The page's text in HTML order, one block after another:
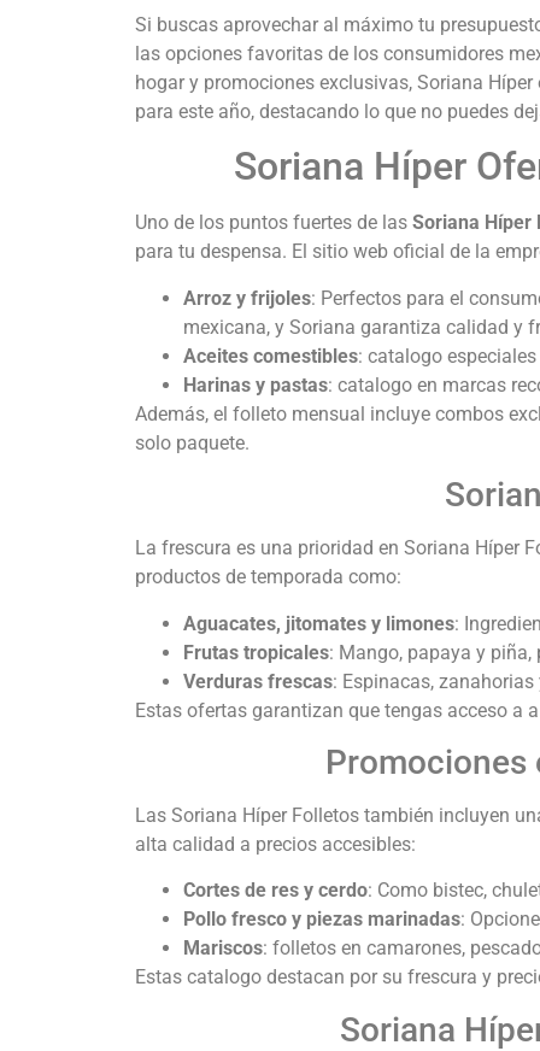
Si buscas aprovechar al máximo tu
las opciones favoritas de los consumidores
hogar y promociones exclusivas, Soriana
para este año, destacando lo que no puedes
Soriana Híper
Uno de los puntos fuertes de las Soriana Híper
para tu despensa. El sitio web oficial de la
Arroz y frijoles: Perfectos para el
mexicana, y Soriana garantiza calidad y
Aceites comestibles: catalogo
Harinas y pastas: catalogo en marcas
Además, el folleto mensual incluye combos
solo paquete.
La frescura es una prioridad en Soriana Híper
productos de temporada como:
Aguacates, jitomates y limones:
Frutas tropicales: Mango, papaya y
Verduras frescas: Espinacas,
Estas ofertas garantizan que tengas acceso a
Promociones
Las Soriana Híper Folletos también incluyen
alta calidad a precios accesibles:
Cortes de res y cerdo: Como bistec,
Pollo fresco y piezas marinadas:
Mariscos: folletos en camarones,
Estas catalogo destacan por su frescura y
Soriana